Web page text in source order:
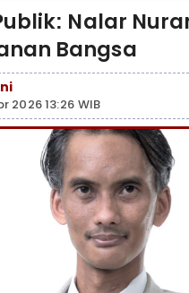
Nalar
Bangsa
2026 13:26 WIB